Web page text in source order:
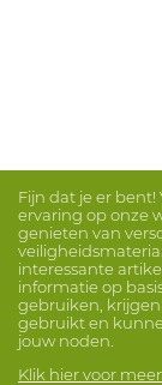
Fijn dat je er
ervaring op onze
genieten van
interessante
informatie op
gebruiken,
gebruikt en
jouw noden.
Klik hier voor